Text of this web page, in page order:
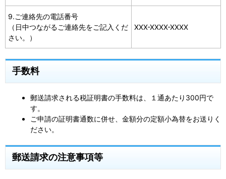
9.ご連絡先の電話番号
（日中つながるご連絡先をご記入くだ
さい。）
XXX-XXXX-XXXX
手数料
郵送請求される税証明書の手数料は、１通あたり300円で
す。
ご申請の証明書通数に併せ、金額分の定額小為替をお送りく
ださい。
郵送請求の注意事項等